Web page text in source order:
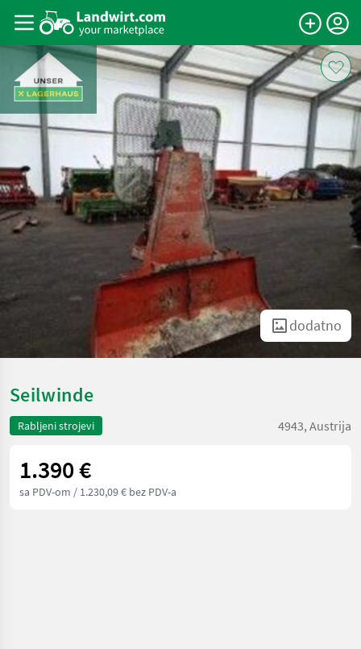
dodatno
Seilwinde
Rabljeni strojevi 4943, Austrija
1.390 €
sa PDV-om / 1.230,09 € bez PDV-a